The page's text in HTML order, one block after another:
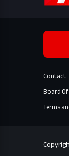
Contact
Board
Terms